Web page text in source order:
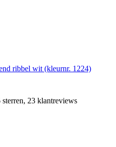
ribbel wit (kleurnr. 1224)
23 klantreviews